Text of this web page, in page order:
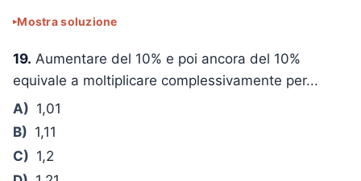
Mostra soluzione
19. Aumentare del 10% e poi ancora del 10%
equivale a moltiplicare complessivamente per...
A) 1,01
B) 1,11
C) 1,2